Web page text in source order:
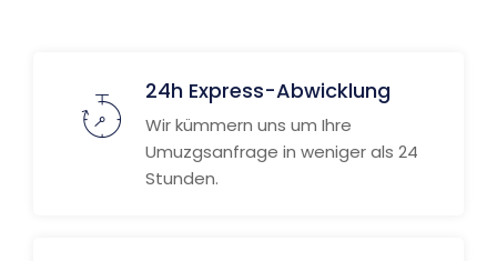
24h Express-Abwicklung
Wir kümmern uns um Ihre
Umuzgsanfrage in weniger als 24
Stunden.